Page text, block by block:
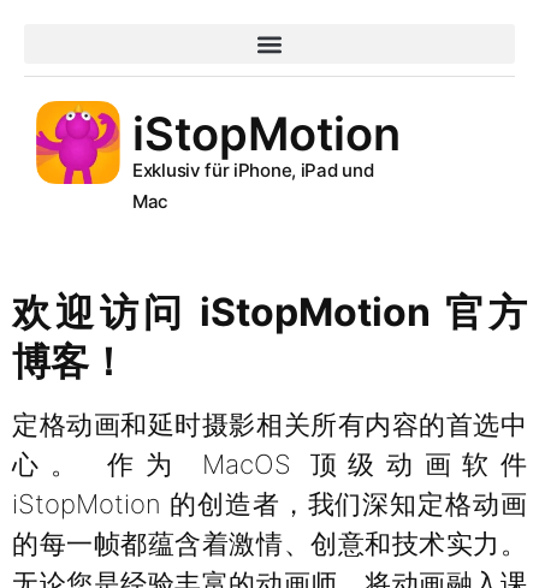
iStopMotion
Exklusiv für iPhone, iPad und
Mac
欢迎访问 iStopMotion 官方
博客！
定格动画和延时摄影相关所有内容的首选中
心。 作为 MacOS 顶级动画软件
iStopMotion 的创造者，我们深知定格动画
的每一帧都蕴含着激情、创意和技术实力。